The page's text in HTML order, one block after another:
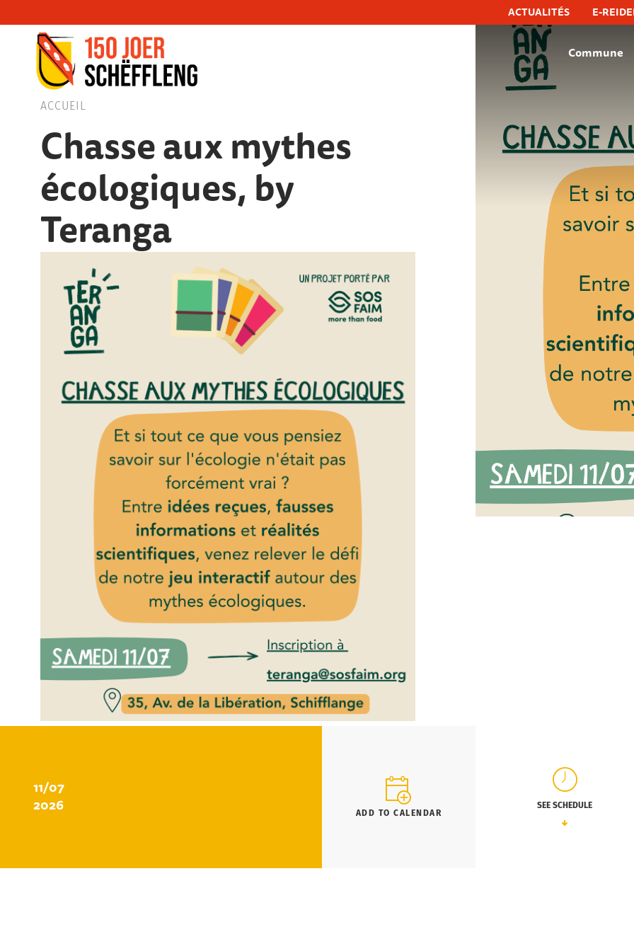
Schifflange, schifflange-logo, gemeng schëfflenge, commune de schifflange
ACTUALITÉS E-
Commune
ACCUEIL
Chasse aux mythes
écologiques, by
Teranga
11/07
2026
ADD TO CALENDAR
SEE SCHEDULE